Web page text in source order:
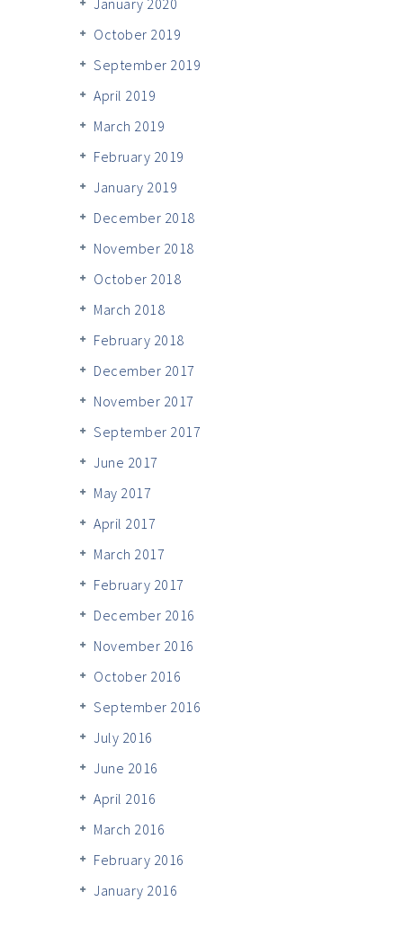
January 2020
October 2019
September 2019
April 2019
March 2019
February 2019
January 2019
December 2018
November 2018
October 2018
March 2018
February 2018
December 2017
November 2017
September 2017
June 2017
May 2017
April 2017
March 2017
February 2017
December 2016
November 2016
October 2016
September 2016
July 2016
June 2016
April 2016
March 2016
February 2016
January 2016